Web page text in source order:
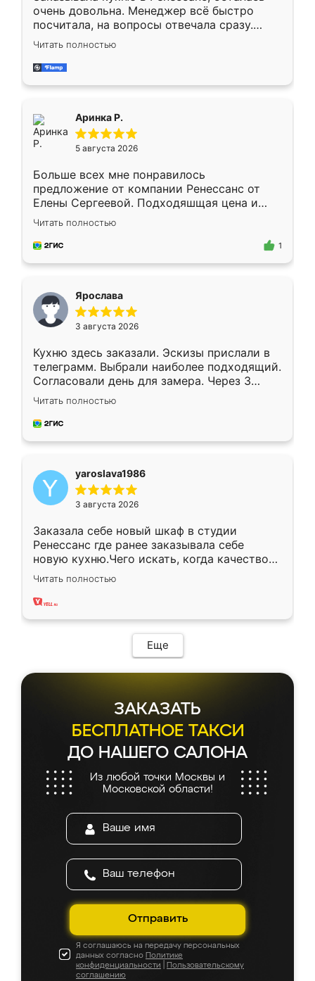
очень довольна. Менеджер всё быстро
посчитала, на вопросы отвечала сразу.
Замерщик приехал в субботу, подошёл к
делу со всей ответственностью. Собрали
за день, ребята работали аккуратно, даже
Читать полностью
Аринка Р.
5 августа 2026
Больше всех мне понравилось
предложение от компании Ренессанс от
Елены Сергеевой. Подходяшщая цена и
короткие сроки изготовления. Приехавший
для замера сотрудник Владислав
предложил по моему эскизу самый
Читать полностью
1
Ярослава
3 августа 2026
Кухню здесь заказали. Эскизы прислали в
телеграмм. Выбрали наиболее подходящий.
Согласовали день для замера. Через 3
недели кухня была уже готова. Остались
довольны работой. Спасибо Ренессанс
мебель за качественную работу!
Читать полностью
yaroslava1986
3 августа 2026
Заказала себе новый шкаф в студии
Ренессанс где ранее заказывала себе
новую кухню.Чего искать, когда качеством
вполне довольна. Служит кухня уже почти
два года, нареканий нет.
Читать полностью
Еще
ЗАКАЗАТЬ
БЕСПЛАТНОЕ ТАКСИ
ДО НАШЕГО САЛОНА
Из любой точки Москвы и
Московской области!
Отправить
Я соглашаюсь на передачу персональных
данных согласно Политике
конфиденциальности
Пользовательскому
соглашению